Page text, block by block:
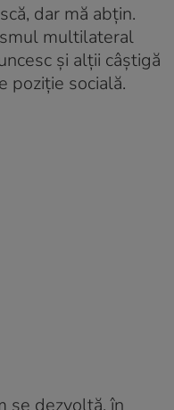
dar mă abțin.
multilateral
și alții câștigă
poziție socială.
se dezvoltă, în